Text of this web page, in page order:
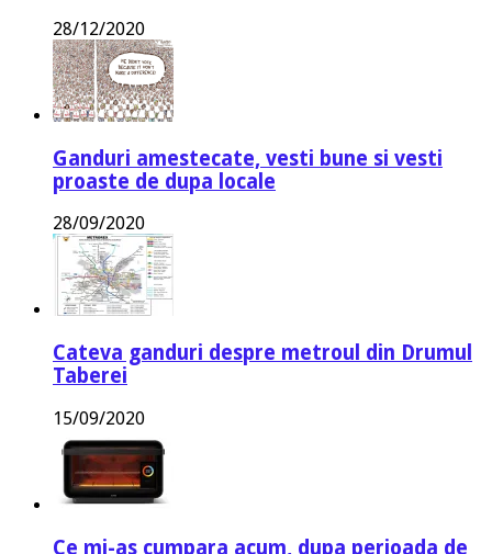
28/12/2020
Ganduri amestecate, vesti bune si vesti
proaste de dupa locale
28/09/2020
Cateva ganduri despre metroul din Drumul
Taberei
15/09/2020
Ce mi-as cumpara acum, dupa perioada de